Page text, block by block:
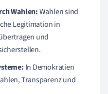
Wahlen:Wahlen sind
Legitimation in
und
In Demokratien
Transparenz und